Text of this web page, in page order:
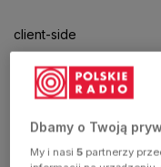
client-side
exception
hasDbamy o Twoją
My i nasi5 partnerzy